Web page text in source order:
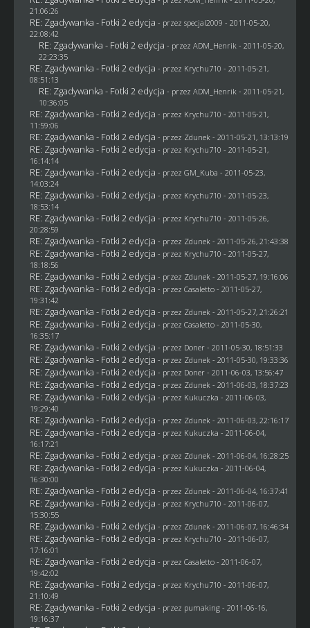
21:06:26
RE: Zgadywanka - Fotki 2 edycja - przez specjal2009 - 2011-05-20,
22:08:42
RE: Zgadywanka - Fotki 2 edycja - przez ADM_Henrik - 2011-05-20,
22:23:35
RE: Zgadywanka - Fotki 2 edycja - przez Krychu710 - 2011-05-21,
08:51:13
RE: Zgadywanka - Fotki 2 edycja - przez ADM_Henrik - 2011-05-21,
10:36:05
RE: Zgadywanka - Fotki 2 edycja - przez Krychu710 - 2011-05-21,
11:59:06
RE: Zgadywanka - Fotki 2 edycja - przez Zdunek - 2011-05-21, 13:13:19
RE: Zgadywanka - Fotki 2 edycja - przez Krychu710 - 2011-05-21,
16:14:14
RE: Zgadywanka - Fotki 2 edycja - przez GM_Kuba - 2011-05-23,
14:03:24
RE: Zgadywanka - Fotki 2 edycja - przez Krychu710 - 2011-05-23,
18:53:14
RE: Zgadywanka - Fotki 2 edycja - przez Krychu710 - 2011-05-26,
20:28:59
RE: Zgadywanka - Fotki 2 edycja - przez Zdunek - 2011-05-26, 21:43:38
RE: Zgadywanka - Fotki 2 edycja - przez Krychu710 - 2011-05-27,
18:18:56
RE: Zgadywanka - Fotki 2 edycja - przez Zdunek - 2011-05-27, 19:16:06
RE: Zgadywanka - Fotki 2 edycja - przez Casaletto- 2011-05-27,
19:31:42
RE: Zgadywanka - Fotki 2 edycja - przez Zdunek - 2011-05-27, 21:26:21
RE: Zgadywanka - Fotki 2 edycja - przez Casaletto- 2011-05-30,
16:35:17
RE: Zgadywanka - Fotki 2 edycja - przez Doner- 2011-05-30, 18:51:33
RE: Zgadywanka - Fotki 2 edycja - przez Zdunek - 2011-05-30, 19:33:36
RE: Zgadywanka - Fotki 2 edycja - przez Doner- 2011-06-03, 13:56:47
RE: Zgadywanka - Fotki 2 edycja - przez Zdunek - 2011-06-03, 18:37:23
RE: Zgadywanka - Fotki 2 edycja - przez Kukuczka - 2011-06-03,
19:29:40
RE: Zgadywanka - Fotki 2 edycja - przez Zdunek - 2011-06-03, 22:16:17
RE: Zgadywanka - Fotki 2 edycja - przez Kukuczka - 2011-06-04,
16:17:21
RE: Zgadywanka - Fotki 2 edycja - przez Zdunek - 2011-06-04, 16:28:25
RE: Zgadywanka - Fotki 2 edycja - przez Kukuczka - 2011-06-04,
16:30:00
RE: Zgadywanka - Fotki 2 edycja - przez Zdunek - 2011-06-04, 16:37:41
RE: Zgadywanka - Fotki 2 edycja - przez Krychu710 - 2011-06-07,
15:30:55
RE: Zgadywanka - Fotki 2 edycja - przez Zdunek - 2011-06-07, 16:46:34
RE: Zgadywanka - Fotki 2 edycja - przez Krychu710 - 2011-06-07,
17:16:01
RE: Zgadywanka - Fotki 2 edycja - przez Casaletto- 2011-06-07,
19:42:02
RE: Zgadywanka - Fotki 2 edycja - przez Krychu710 - 2011-06-07,
21:10:49
RE: Zgadywanka - Fotki 2 edycja - przez pumaking- 2011-06-16,
19:16:37